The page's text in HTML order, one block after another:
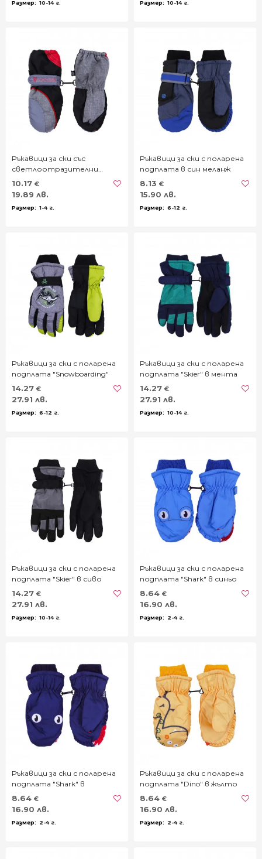
10-14 г. 10-14 г.
Ръкавици за ски със
светлоотразителни
елементи
10.17 €
19.89 лв.
1-4 г.
Ръкавици за ски с поларена
подплата в син меланж
8.13 €
15.90 лв.
6-12 г.
Ръкавици за ски с поларена
подплата "Snowboarding"
14.27 €
27.91 лв.
6-12 г.
Ръкавици за ски с поларена
подплата "Skier" в мента
14.27 €
27.91 лв.
10-14 г.
Ръкавици за ски с поларена
подплата "Skier" в сиво
14.27 €
27.91 лв.
10-14 г.
Ръкавици за ски с поларена
подплата "Shark" в синьо
8.64 €
16.90 лв.
2-4 г.
Ръкавици за ски с поларена
подплата "Shark" в
тъмносиньо
8.64 €
16.90 лв.
2-4 г.
Ръкавици за ски с поларена
подплата "Dino" в жълто
8.64 €
16.90 лв.
2-4 г.